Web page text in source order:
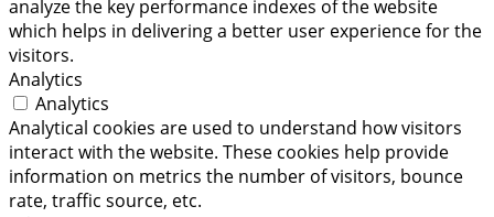
analyze the key performance indexes of the website
which helps in delivering a better user experience for the
visitors.
Analytics
Analytics
Analytical cookies are used to understand how visitors
interact with the website. These cookies help provide
information on metrics the number of visitors, bounce
rate, traffic source, etc.